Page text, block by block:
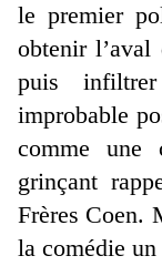
le premier
obtenir l’aval
puis
improbable
comme une
grinçant
Frères Coen.
la comédie